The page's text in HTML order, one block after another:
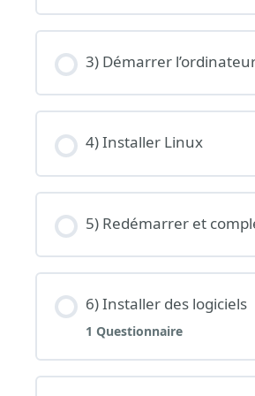
3) Démarrer
4) Installer Linux
5) Redémarrer et
6) Installer des logiciels
1 Questionnaire